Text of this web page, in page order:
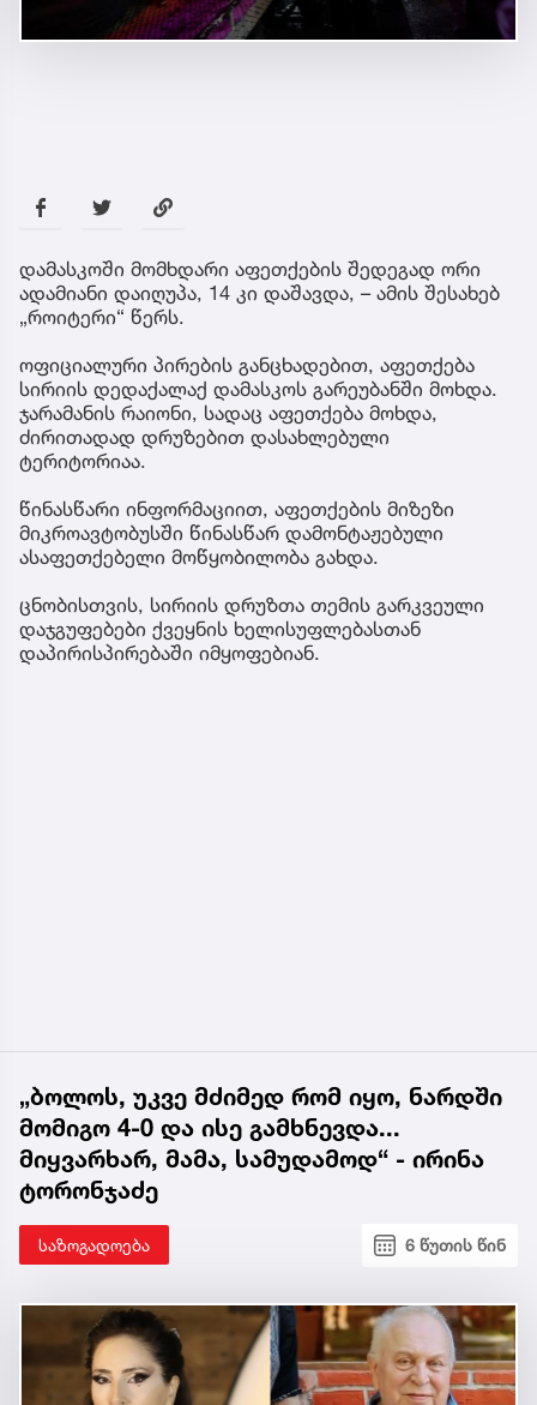
დამასკოში მომხდარი აფეთქების შედეგად ორი
ადამიანი დაიღუპა, 14 კი დაშავდა, – ამის შესახებ
„როიტერი“ წერს.
ოფიციალური პირების განცხადებით, აფეთქება
სირიის დედაქალაქ დამასკოს გარეუბანში მოხდა.
ჯარამანის რაიონი, სადაც აფეთქება მოხდა,
ძირითადად დრუზებით დასახლებული
ტერიტორიაა.
წინასწარი ინფორმაციით, აფეთქების მიზეზი
მიკროავტობუსში წინასწარ დამონტაჟებული
ასაფეთქებელი მოწყობილობა გახდა.
ცნობისთვის, სირიის დრუზთა თემის გარკვეული
დაჯგუფებები ქვეყნის ხელისუფლებასთან
დაპირისპირებაში იმყოფებიან.
„ბოლოს, უკვე მძიმედ რომ იყო, ნარდში
მომიგო 4-0 და ისე გამხნევდა...
მიყვარხარ, მამა, სამუდამოდ“ - ირინა
ტორონჯაძე
საზოგადოება 6 წუთის წინ